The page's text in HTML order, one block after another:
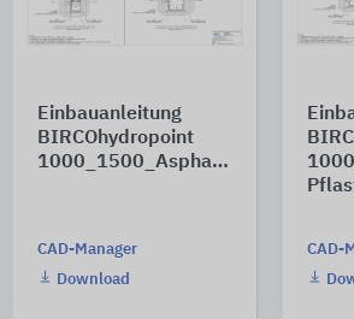
Einbauanleitung
BIRCOhydropoint
1000_1500_Asphalt_23425a
CAD-Manager
Download
CAD-